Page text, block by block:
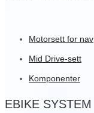
Motorsett for nav
Mid Drive-sett
Komponenter
EBIKE SYSTEM